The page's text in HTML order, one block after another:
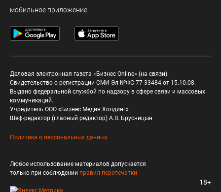
мобильное приложение
Деловая электронная газета «Бизнес Online» (на связи).
Свидетельство о регистрации СМИ Эл №ФС 77-33484 от 15.10.08.
Выдано федеральной службой по надзору в сфере связи и массовых
коммуникаций.
Учредитель ООО «Бизнес Медия Холдинг»
Шеф-редактор (главный редактор) А.В. Брусницын
Политика о персональных данных
Любое использование материалов допускается
только при соблюдении правил перепечатки
18+